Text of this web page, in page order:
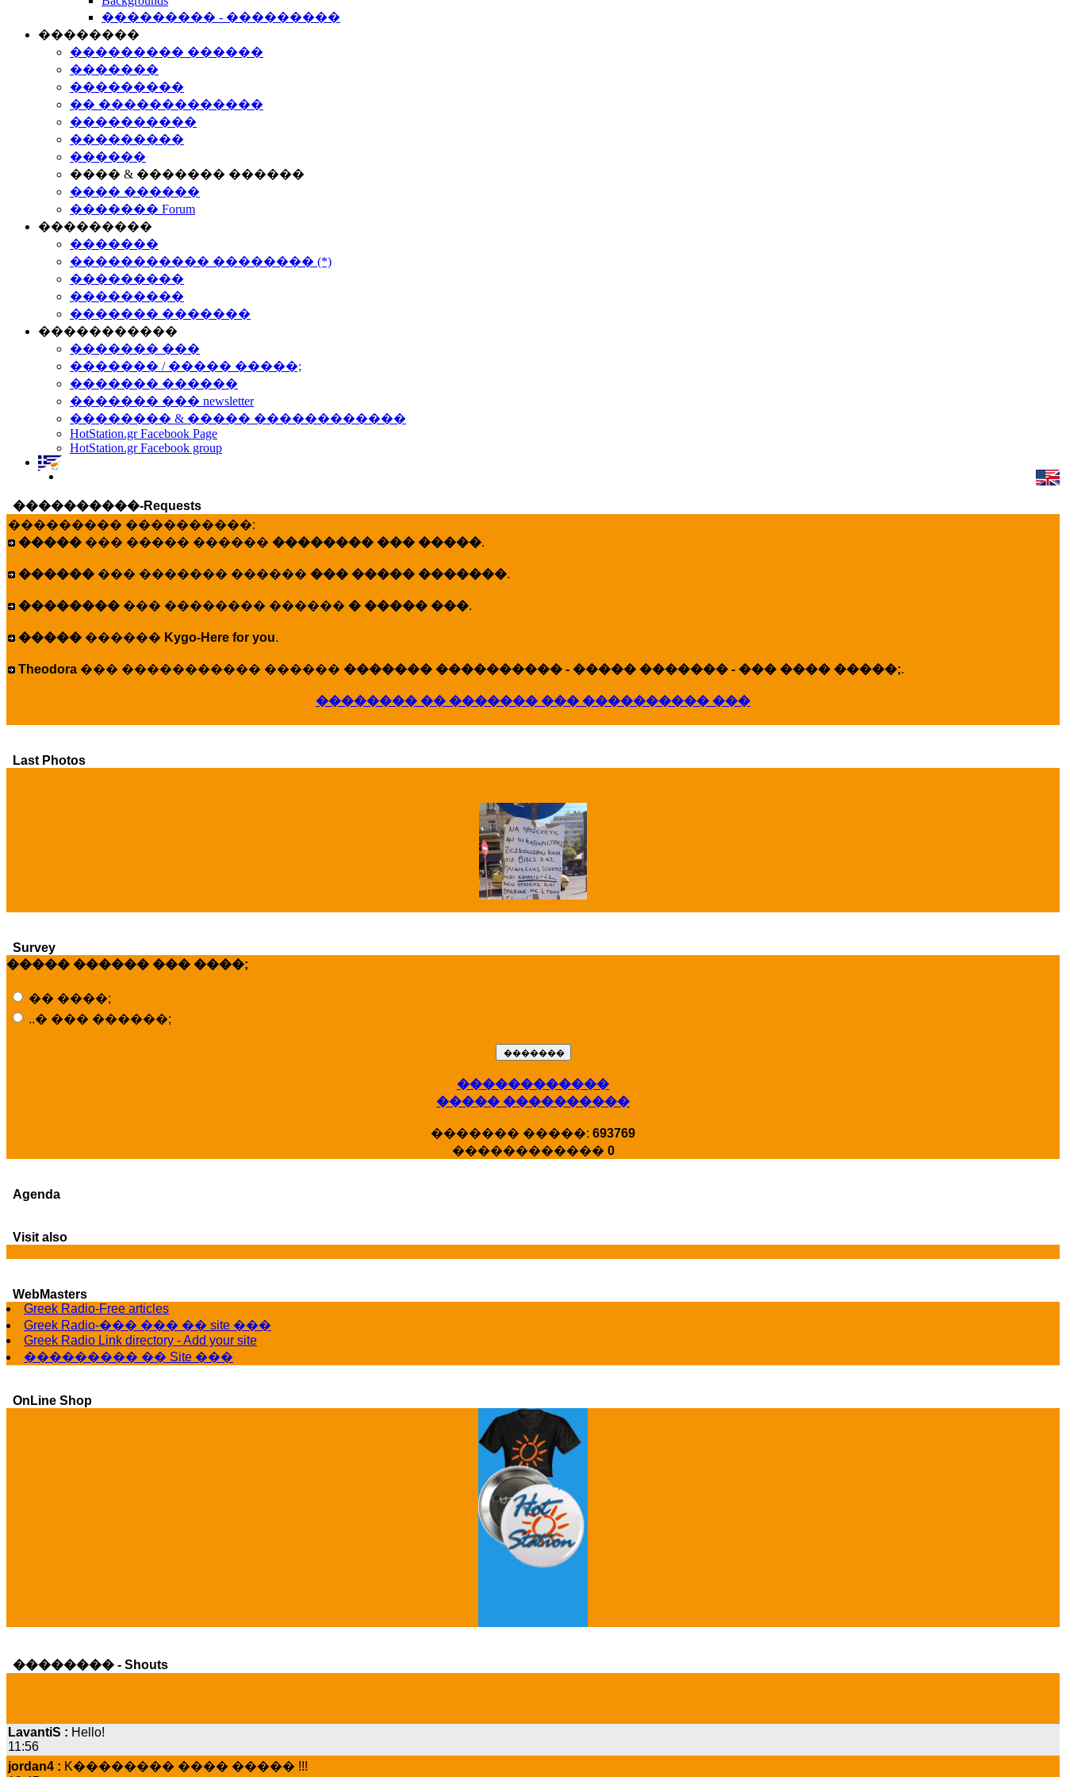
��������� - ���������
��������
��������� ������
�������
���������
�� �������������
����������
���������
������
���� & ������� ������
���� ������
������� Forum
���������
�������
����������� �������� (*)
���������
���������
������� �������
�����������
������� ���
������� / ����� �����;
������� ������
������� ��� newsletter
�������� & ����� ������������
HotStation.gr Facebook Page
HotStation.gr Facebook group
����������-Requests
��������� ����������:
����� ��� ����� ������ �������� ��� �����.
������ ��� ������� ������ ��� ����� �������.
�������� ��� �������� ������ � ����� ���.
����� ������ Kygo-Here for you.
Theodora ��� ����������� ������ ������� ���������� - ����� ������� - ��� ���� �����;.
�������� �� ������� ��� ���������� ���
Last Photos
X�����
�����
Grey's Anatomy
Survey
����� ������ ��� ����;
�� ����;
..� ��� ������;
������������
����� ����������
������� �����: 693769
������������ 0
Agenda
Visit also
WebMasters
Greek Radio-Free articles
Greek Radio-��� ��� �� site ���
Greek Radio Link directory - Add your site
��������� �� Site ���
OnLine Shop
�������� - Shouts
11:56
jordan4 :K�������� ���� ����� !!!
19:45